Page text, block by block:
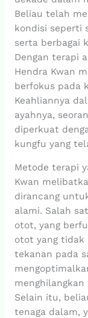
Beliau telah
kondisi seperti
serta berbagai
Dengan terapi
Hendra Kwan
berfokus pada
Keahliannya
ayahnya,
diperkuat
kungfu yang
Metode terapi
Kwan
dirancang
alami. Salah
otot, yang
otot yang tidak
tekanan pada
Selain itu,
tenaga dalam,